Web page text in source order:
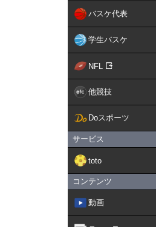
バスケ代表
学生バスケ
NFL
他競技
Doスポーツ
サービス
toto
コンテンツ
動画